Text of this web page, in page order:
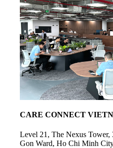
CARE CONNECT
Level 21, The Nexus
Gon Ward, Ho Chi Minh